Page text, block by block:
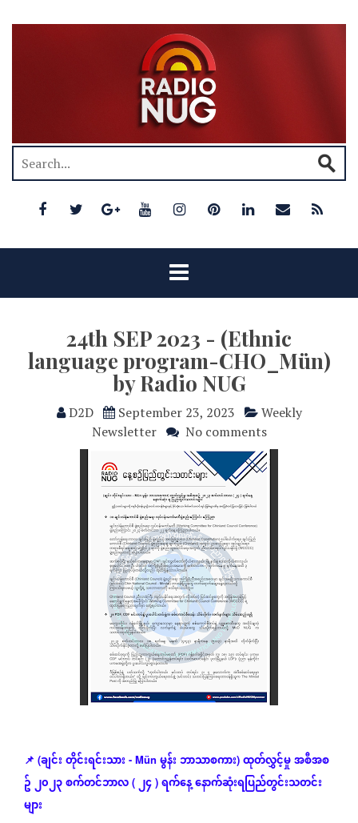
24th SEP 2023 - (Ethnic
language program-CHO_Mün)
by Radio NUG
D2D September 23, 2023
Weekly
Newsletter
No comments
📌 (ချင်းတိုင်းရင်းသား - Mün မွန်းဘာသာစကား) ထုတ်လွှင့်မှုအစီအစ
ဥ်၂၀၂၃စက်တင်ဘာလ ( ၂၄ ) ရက်နေ့နောက်ဆုံးရပြည်တွင်းသတင်း
များ